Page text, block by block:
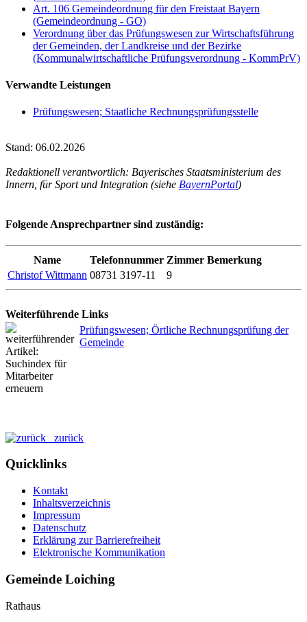
Art. 106 Gemeindeordnung für den Freistaat Bayern
(Gemeindeordnung - GO)
Verordnung über das Prüfungswesen zur Wirtschaftsführung
der Gemeinden, der Landkreise und der Bezirke
(Kommunalwirtschaftliche Prüfungsverordnung - KommPrV)
Verwandte Leistungen
Prüfungswesen; Staatliche Rechnungsprüfungsstelle
Stand: 06.02.2026
Redaktionell verantwortlich: Bayerisches Staatsministerium des
Innern, für Sport und Integration (siehe BayernPortal)
Folgende Ansprechpartner sind zuständig:
Name Telefonnummer Zimmer Bemerkung
Christof Wittmann 08731 3197-11 9
Weiterführende Links
Prüfungswesen; Örtliche Rechnungsprüfung der
Gemeinde
zurück
Quicklinks
Kontakt
Inhaltsverzeichnis
Impressum
Datenschutz
Erklärung zur Barrierefreiheit
Elektronische Kommunikation
Gemeinde Loiching
Rathaus